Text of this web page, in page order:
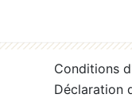
Conditions
Déclaration